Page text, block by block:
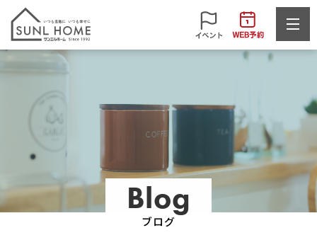
Blog
ブログ